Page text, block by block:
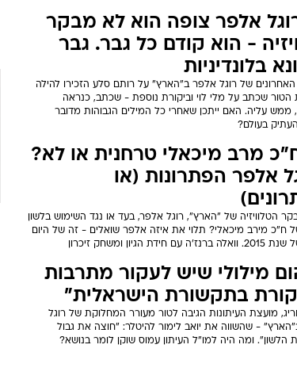
אלפר צופה הוא לא מבקר
- הוא קודם כל גבר. גבר
בלונדיניות
האחרונים של רוגל אלפר ב"הארץ" על רותם סלע הזכירו להילה
הטור שכתב על מלי לוי וביקורת נוספת - שכתב, כנראה
עליה. האם ייתכן שאחרי כל המילים הגבוהות מדובר
בעולם?
מרב מיכאלי טרחנית או לא?
אלפר הפתרונות (או
הטלוויזיה של "הארץ", רוגל אלפר, בעד או נגד השימוש בלשון
ח"כ מירב מיכאלי? תלוי את איזה אלפר שואלים - זה של היום
חידת הגיון ומשחק זיכרון
מילולי שיש לעקור מתרבות
בתקשורת הישראלית"
מועצת העיתונות הגיבה לטור מעורר המחלוקת של רוגל
- שהשווה את יואב לימור להיטלר: "חוצה את גבול
הלשון". ומה היה למו"ל העיתון עמוס שוקן לומר בנושא?